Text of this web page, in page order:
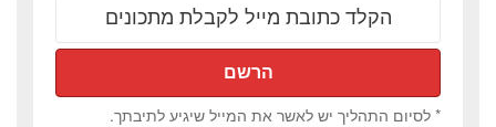
* לסיום התהליך יש לאשר את המייל שיגיע לתיבתך.